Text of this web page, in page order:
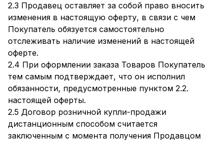
2.3 Продавец оставляет за собой право вносить
изменения в настоящую оферту, в связи с чем
Покупатель обязуется самостоятельно
отслеживать наличие изменений в настоящей
оферте.
2.4 При оформлении заказа Товаров Покупатель
тем самым подтверждает, что он исполнил
обязанности, предусмотренные пунктом 2.2.
настоящей оферты.
2.5 Договор розничной купли-продажи
дистанционным способом считается
заключенным с момента получения Продавцом